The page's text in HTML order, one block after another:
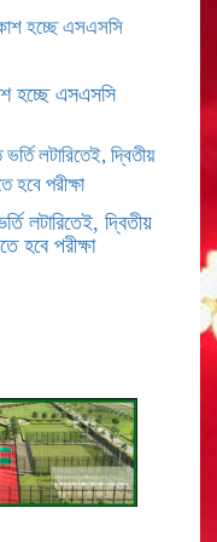
হচ্ছে এসএসসি
লটারিতেই, দ্বিতীয়
হবে পরীক্ষা